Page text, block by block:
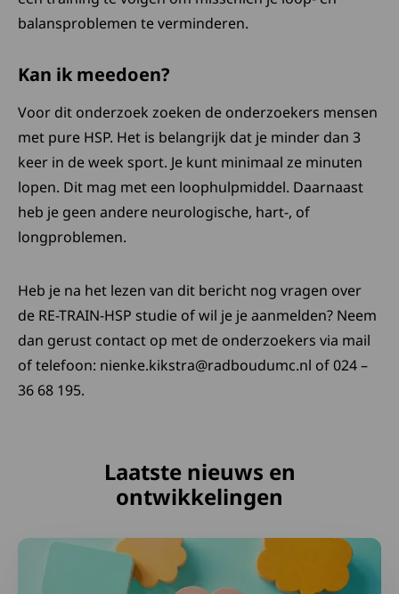
balansproblemen te verminderen.
Kan ik meedoen?
Voor dit onderzoek zoeken de onderzoekers mensen
met pure HSP. Het is belangrijk dat je minder dan 3
keer in de week sport. Je kunt minimaal ze minuten
lopen. Dit mag met een loophulpmiddel. Daarnaast
heb je geen andere neurologische, hart-, of
longproblemen.
Heb je na het lezen van dit bericht nog vragen over
de RE-TRAIN-HSP studie of wil je je aanmelden? Neem
dan gerust contact op met de onderzoekers via mail
of telefoon: nienke.kikstra@radboudumc.nl of 024 –
36 68 195.
Laatste nieuws en
ontwikkelingen
Lees meer over Samen maken we het verschil: deel je